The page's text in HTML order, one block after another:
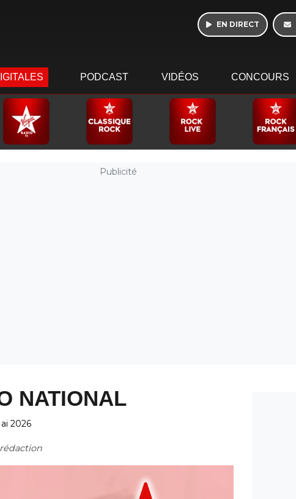
EN DIRECT
PODCAST VIDÉOS CONCOURS
Publicité
NATIONAL
2026